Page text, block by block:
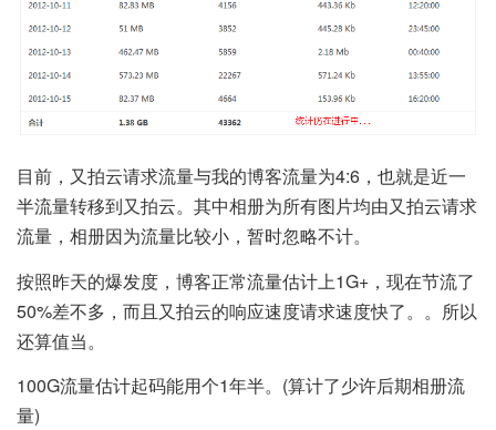
目前，又拍云请求流量与我的博客流量为4:6，也就是近一
半流量转移到又拍云。其中相册为所有图片均由又拍云请求
流量，相册因为流量比较小，暂时忽略不计。
按照昨天的爆发度，博客正常流量估计上1G+，现在节流了
50%差不多，而且又拍云的响应速度请求速度快了。。所以
还算值当。
100G流量估计起码能用个1年半。(算计了少许后期相册流
量)